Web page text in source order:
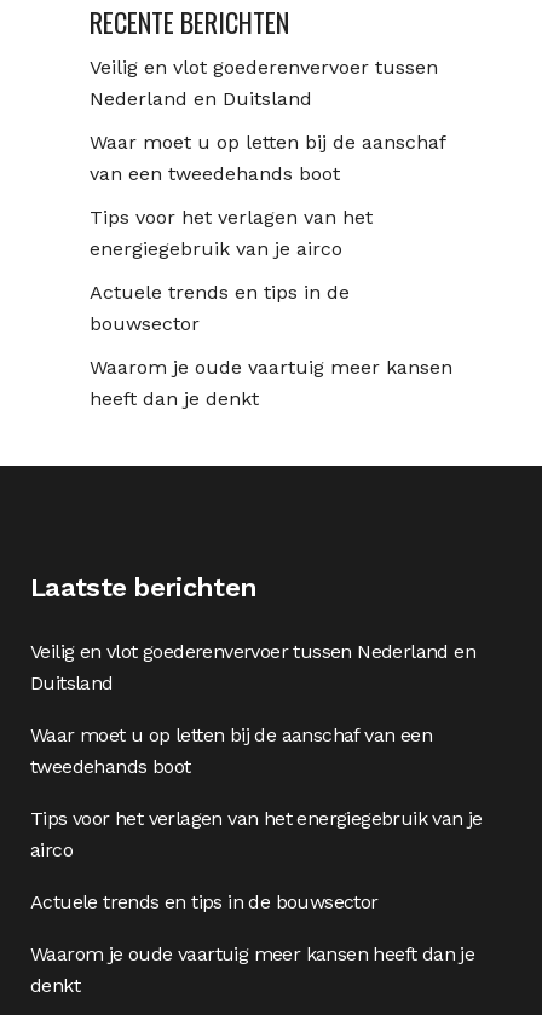
RECENTE BERICHTEN
Veilig en vlot goederenvervoer tussen
Nederland en Duitsland
Waar moet u op letten bij de aanschaf
van een tweedehands boot
Tips voor het verlagen van het
energiegebruik van je airco
Actuele trends en tips in de
bouwsector
Waarom je oude vaartuig meer kansen
heeft dan je denkt
Laatste berichten
Veilig en vlot goederenvervoer tussen Nederland en
Duitsland
Waar moet u op letten bij de aanschaf van een
tweedehands boot
Tips voor het verlagen van het energiegebruik van je
airco
Actuele trends en tips in de bouwsector
Waarom je oude vaartuig meer kansen heeft dan je
denkt